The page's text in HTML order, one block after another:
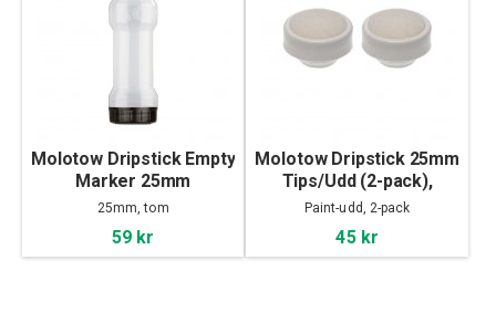
Molotow Dripstick Empty
Marker 25mm
25mm, tom
59 kr
Molotow Dripstick 25mm
Tips/Udd (2-pack),
Highflow
Paint-udd, 2-pack
45 kr